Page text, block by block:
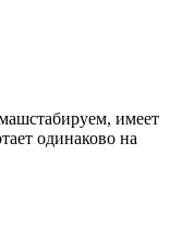
имеет
одинаково на